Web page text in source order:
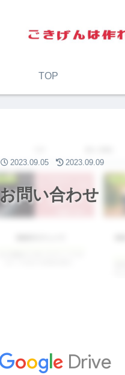
TOP
お問い合わせ
2023.09.05 2023.09.09